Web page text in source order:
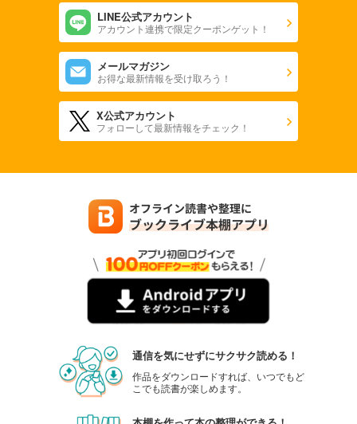
LINE公式アカウント
アカウント連携で限定クーポンゲット！
メールマガジン
お得な最新情報を受け取ろう！
X公式アカウント
フォローして最新情報をチェック！
通信を気にせずにサクサク読める！
作品をダウンロードすれば、いつでもど
こでも読書が楽しめます。